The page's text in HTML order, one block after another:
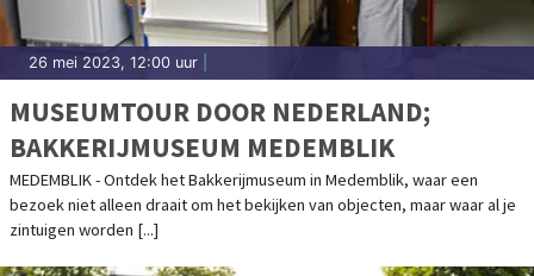
26 mei 2023, 12:00 uur
MUSEUMTOUR DOOR NEDERLAND;
BAKKERIJMUSEUM MEDEMBLIK
MEDEMBLIK - Ontdek het Bakkerijmuseum in Medemblik, waar een
bezoek niet alleen draait om het bekijken van objecten, maar waar al je
zintuigen worden [...]